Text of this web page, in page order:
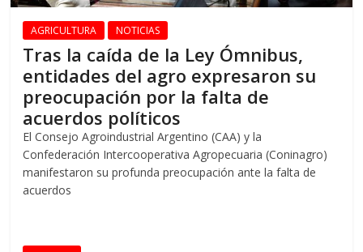
AGRICULTURA NOTICIAS
Tras la caída de la Ley Ómnibus,
entidades del agro expresaron su
preocupación por la falta de
acuerdos políticos
El Consejo Agroindustrial Argentino (CAA) y la
Confederación Intercooperativa Agropecuaria (Coninagro)
manifestaron su profunda preocupación ante la falta de
acuerdos